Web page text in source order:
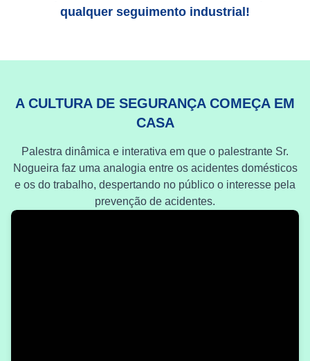
qualquer seguimento industrial!
A CULTURA DE SEGURANÇA COMEÇA EM
CASA
Palestra dinâmica e interativa em que o palestrante Sr.
Nogueira faz uma analogia entre os acidentes domésticos
e os do trabalho, despertando no público o interesse pela
prevenção de acidentes.